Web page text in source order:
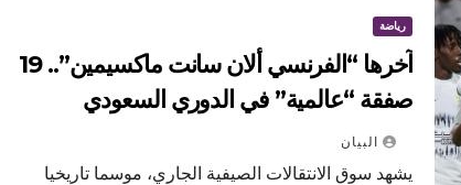
رياضة
آخرها “الفرنسي ألان سانت ماكسيمين”.. 19
صفقة “عالمية” في الدوري السعودي
البيان
يشهد سوق الانتقالات الصيفية الجاري، موسما تاريخيا